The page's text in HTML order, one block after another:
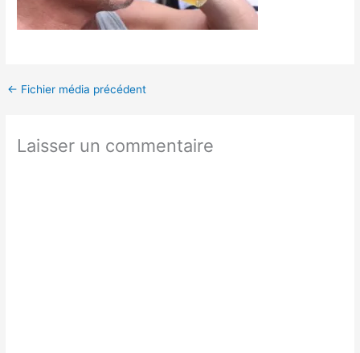
← Fichier média précédent
Laisser un commentaire